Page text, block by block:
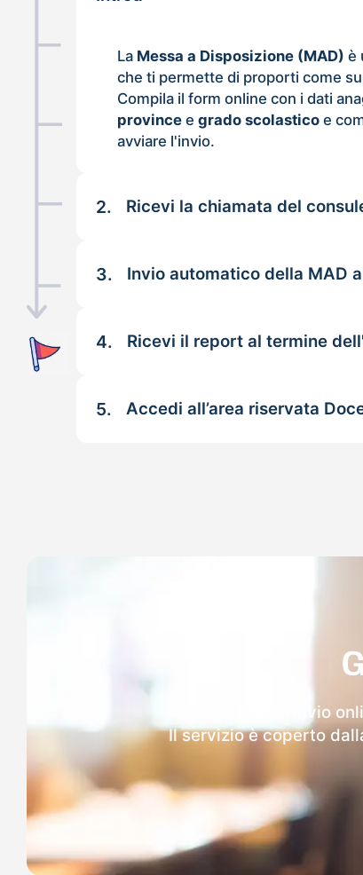
La Messa a Disposizione (MAD) è
che ti permette di proporti come
Compila il form online con i dati
province egrado scolastico e
avviare l'invio.
2. Ricevi la chiamata del
3. Invio automatico della MAD
4. Ricevi il report al termine
5. Accedi all’area riservata
Dopo l'invio
Il servizio è coperto